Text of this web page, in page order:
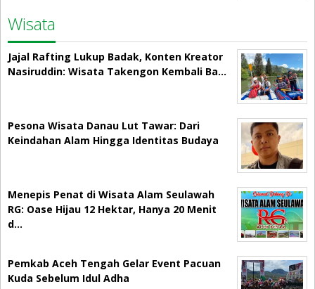
Wisata
Jajal Rafting Lukup Badak, Konten Kreator
Nasiruddin: Wisata Takengon Kembali Ba…
Pesona Wisata Danau Lut Tawar: Dari
Keindahan Alam Hingga Identitas Budaya
Menepis Penat di Wisata Alam Seulawah
RG: Oase Hijau 12 Hektar, Hanya 20 Menit
d…
Pemkab Aceh Tengah Gelar Event Pacuan
Kuda Sebelum Idul Adha